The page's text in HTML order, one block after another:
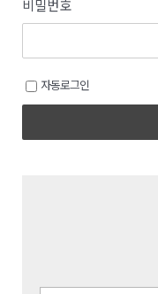
비밀번호
자동로그인